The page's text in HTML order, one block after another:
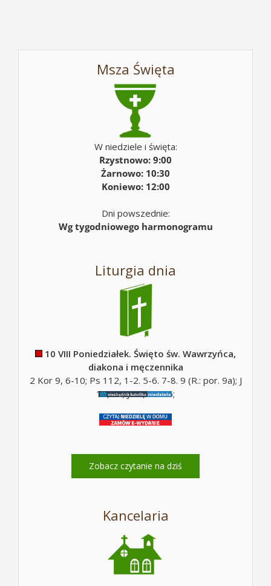
Msza Święta
W niedziele i święta:
Rzystnowo: 9:00
Żarnowo: 10:30
Koniewo: 12:00
Dni powszednie:
Wg tygodniowego harmonogramu
Liturgia dnia
10 VIII Poniedziałek. Święto św. Wawrzyńca,
diakona i męczennika
2 Kor 9, 6-10; Ps 112, 1-2. 5-6. 7-8. 9 (R.: por. 9a); J
12, 26; J 12, 24-26;
Zobacz czytanie na dziś
Kancelaria